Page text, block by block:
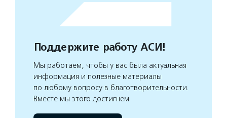
Поддержите работу АСИ!
Мы работаем, чтобы у вас была актуальная
информация и полезные материалы
по любому вопросу в благотворительности.
Вместе мы этого достигнем